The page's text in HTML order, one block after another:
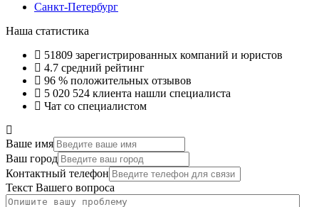
Санкт-Петербург
Наша статистика
51809 зарегистрированных компаний и юристов
4.7 средний рейтинг
96 % положительных отзывов
5 020 524 клиента нашли специалиста
Чат со специалистом
Ваше имя
Ваш город
Контактный телефон
Текст Вашего вопроса